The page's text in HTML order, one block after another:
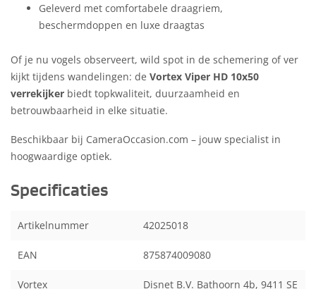
Geleverd met comfortabele draagriem,
beschermdoppen en luxe draagtas
Of je nu vogels observeert, wild spot in de schemering of ver
kijkt tijdens wandelingen: de Vortex Viper HD 10x50
verrekijker biedt topkwaliteit, duurzaamheid en
betrouwbaarheid in elke situatie.
Beschikbaar bij CameraOccasion.com – jouw specialist in
hoogwaardige optiek.
Specificaties
Artikelnummer 42025018
EAN 875874009080
Vortex Disnet B.V. Bathoorn 4b, 9411 SE